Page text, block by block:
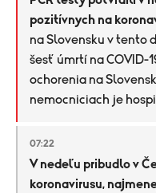
pozitívnych na
na Slovensku v tento
šesť úmrtí na COVID-
ochorenia na
nemocniciach je
07:22
V nedeľu pribudlo v
koronavirusu,